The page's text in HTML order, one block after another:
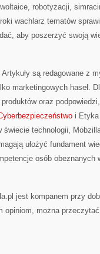
robotyzacji,
wachlarz tematów
aby poszerzyć swoją
są redagowane z
marketingowych haseł.
oraz
i
technologii,
ułożyć fundament
osób obeznanych
jest kompanem przy
opiniom, można